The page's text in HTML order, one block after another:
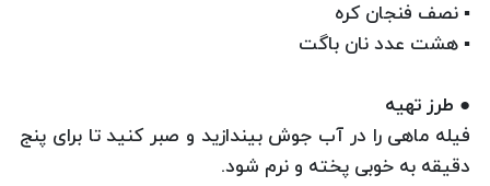
▪ نصف فنجان کره
▪ هشت عدد نان باگت
● طرز تهیه
فیله ماهی را در آب جوش بیندازید و صبر کنید تا برای پنج
دقیقه به خوبی پخته و نرم شود.